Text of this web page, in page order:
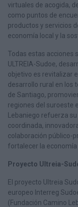
virtuales de acogida,
como puntos de
productos y servicios
economía local y la
Todas estas acciones
ULTREIA-Sudoe,
objetivo es revitalizar
desarrollo rural en los
de Santiago,
regiones del suroeste
Lebaniego refuerza
coordinada,
colaboración público-
fortalecer la economía
Proyecto Ultreia-
El proyecto Ultreia
europeo Interreg
(Fundación Camino